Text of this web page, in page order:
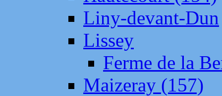
Liny-devant-Dun
Lissey
Ferme de la
Maizeray (157)